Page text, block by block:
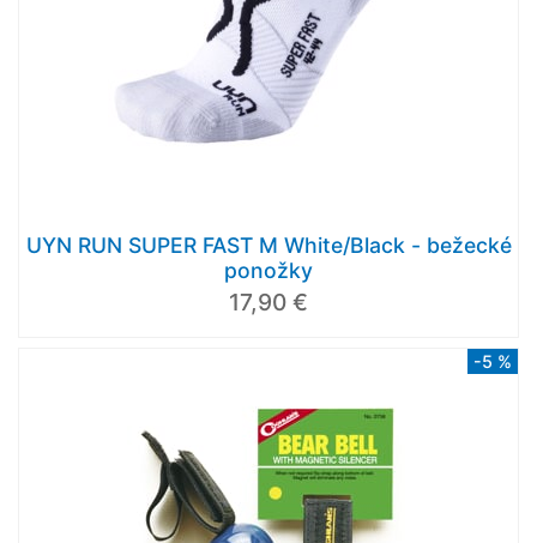
UYN RUN SUPER FAST M White/Black - bežecké
ponožky
17,90 €
-5 %